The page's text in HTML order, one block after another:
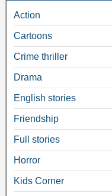
Action
Cartoons
Crime thriller
Drama
English stories
Friendship
Full stories
Horror
Kids Corner